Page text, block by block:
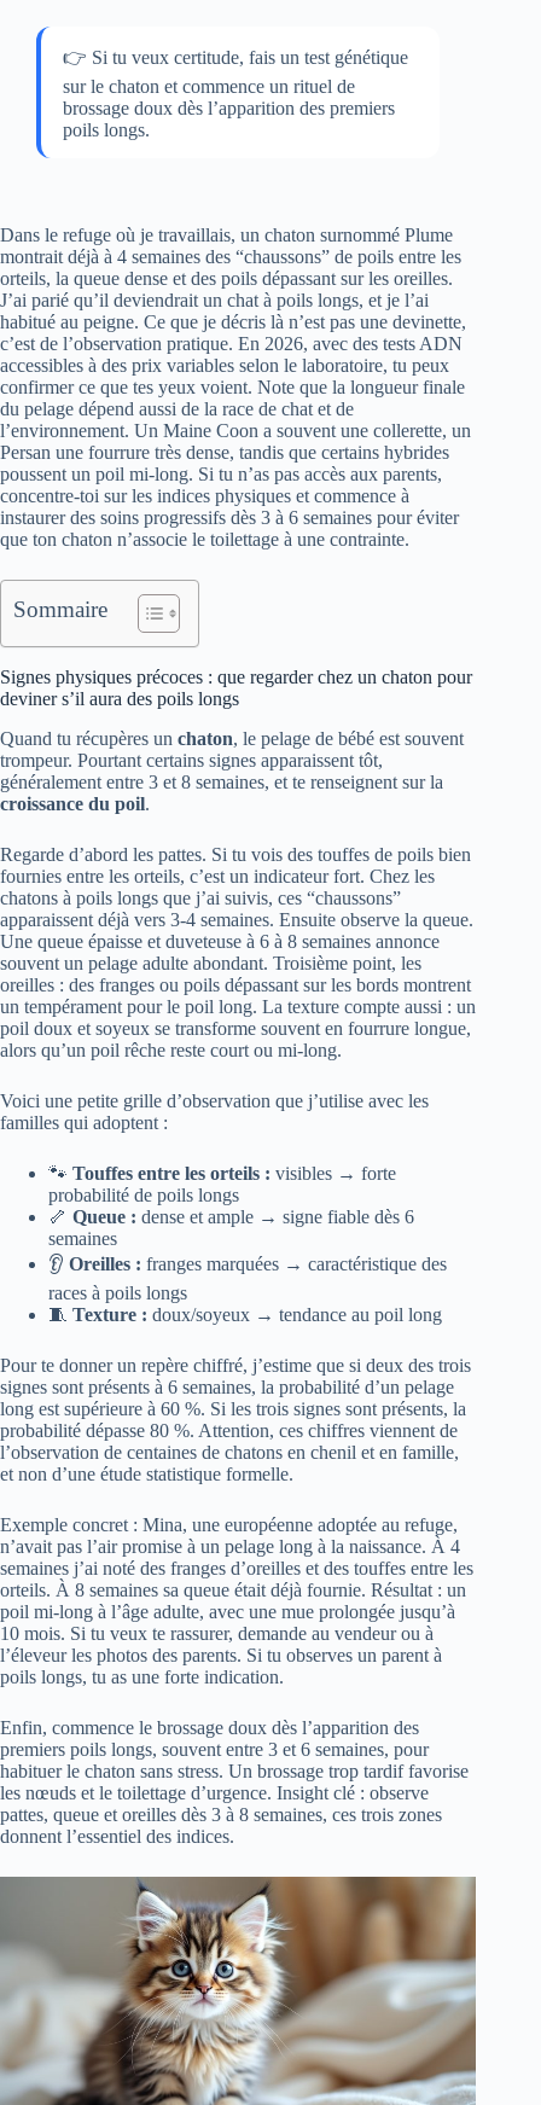
👉 Si tu veux certitude, fais un test génétique
sur le chaton et commence un rituel de
brossage doux dès l’apparition des premiers
poils longs.
Dans le refuge où je travaillais, un chaton surnommé Plume
montrait déjà à 4 semaines des “chaussons” de poils entre les
orteils, la queue dense et des poils dépassant sur les oreilles.
J’ai parié qu’il deviendrait un chat à poils longs, et je l’ai
habitué au peigne. Ce que je décris là n’est pas une devinette,
c’est de l’observation pratique. En 2026, avec des tests ADN
accessibles à des prix variables selon le laboratoire, tu peux
confirmer ce que tes yeux voient. Note que la longueur finale
du pelage dépend aussi de la race de chat et de
l’environnement. Un Maine Coon a souvent une collerette, un
Persan une fourrure très dense, tandis que certains hybrides
poussent un poil mi-long. Si tu n’as pas accès aux parents,
concentre-toi sur les indices physiques et commence à
instaurer des soins progressifs dès 3 à 6 semaines pour éviter
que ton chaton n’associe le toilettage à une contrainte.
Sommaire
Signes physiques précoces : que regarder chez un chaton pour
deviner s’il aura des poils longs
Quand tu récupères un chaton, le pelage de bébé est souvent
trompeur. Pourtant certains signes apparaissent tôt,
généralement entre 3 et 8 semaines, et te renseignent sur la
croissance du poil.
Regarde d’abord les pattes. Si tu vois des touffes de poils bien
fournies entre les orteils, c’est un indicateur fort. Chez les
chatons à poils longs que j’ai suivis, ces “chaussons”
apparaissent déjà vers 3-4 semaines. Ensuite observe la queue.
Une queue épaisse et duveteuse à 6 à 8 semaines annonce
souvent un pelage adulte abondant. Troisième point, les
oreilles : des franges ou poils dépassant sur les bords montrent
un tempérament pour le poil long. La texture compte aussi : un
poil doux et soyeux se transforme souvent en fourrure longue,
alors qu’un poil rêche reste court ou mi-long.
Voici une petite grille d’observation que j’utilise avec les
familles qui adoptent :
🐾 Touffes entre les orteils : visibles → forte
probabilité de poils longs
🦴 Queue : dense et ample → signe fiable dès 6
semaines
👂 Oreilles : franges marquées → caractéristique des
races à poils longs
🧵 Texture : doux/soyeux → tendance au poil long
Pour te donner un repère chiffré, j’estime que si deux des trois
signes sont présents à 6 semaines, la probabilité d’un pelage
long est supérieure à 60 %. Si les trois signes sont présents, la
probabilité dépasse 80 %. Attention, ces chiffres viennent de
l’observation de centaines de chatons en chenil et en famille,
et non d’une étude statistique formelle.
Exemple concret : Mina, une européenne adoptée au refuge,
n’avait pas l’air promise à un pelage long à la naissance. À 4
semaines j’ai noté des franges d’oreilles et des touffes entre les
orteils. À 8 semaines sa queue était déjà fournie. Résultat : un
poil mi-long à l’âge adulte, avec une mue prolongée jusqu’à
10 mois. Si tu veux te rassurer, demande au vendeur ou à
l’éleveur les photos des parents. Si tu observes un parent à
poils longs, tu as une forte indication.
Enfin, commence le brossage doux dès l’apparition des
premiers poils longs, souvent entre 3 et 6 semaines, pour
habituer le chaton sans stress. Un brossage trop tardif favorise
les nœuds et le toilettage d’urgence. Insight clé : observe
pattes, queue et oreilles dès 3 à 8 semaines, ces trois zones
donnent l’essentiel des indices.